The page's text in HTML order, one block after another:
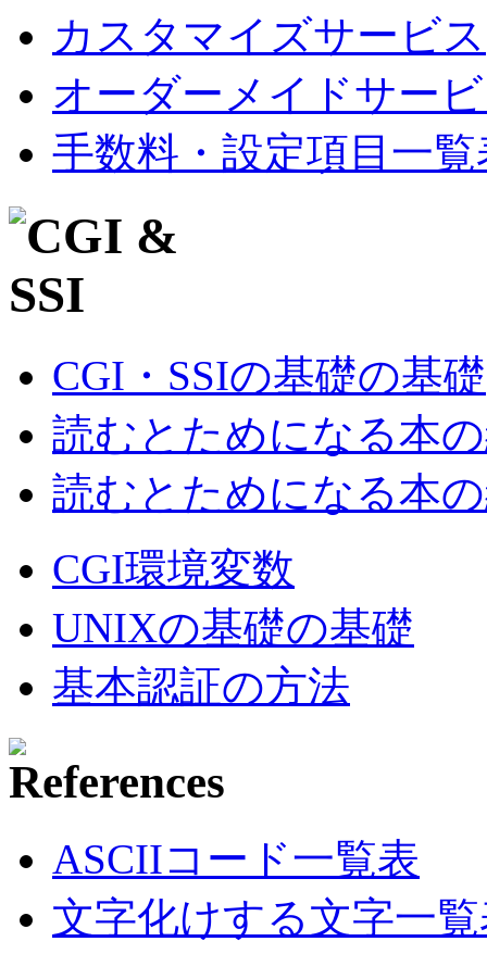
カスタマイズサービス
オーダーメイドサー
手数料・設定項目一覧
CGI・SSIの基礎の基礎
読むとためになる本
読むとためになる本
CGI環境変数
UNIXの基礎の基礎
基本認証の方法
ASCIIコード一覧表
文字化けする文字一